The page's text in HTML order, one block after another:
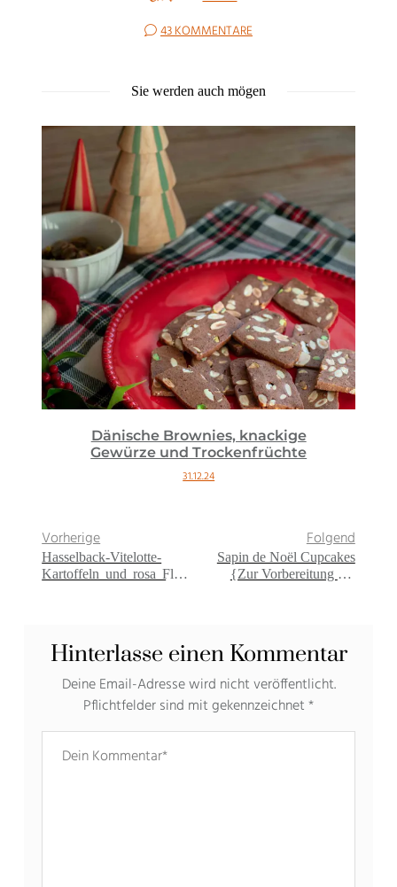
43 KOMMENTARE
Sie werden auch mögen
Dänische Brownies, knackige
Gewürze und Trockenfrüchte
31.12.24
Vorherige
Hasselback-Vitelotte-
Kartoffeln und rosa Fleur
Folgend
Sapin de Noël Cupcakes
{Zur Vorbereitung auf
Hinterlasse einen Kommentar
Deine Email-Adresse wird nicht veröffentlicht.
Pflichtfelder sind mit gekennzeichnet*